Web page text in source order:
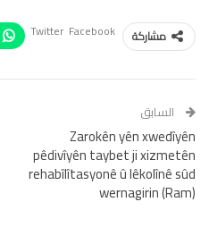
مشاركة Facebook
Twitter
السابق
Zarokên yên xwedîyên
pêdivîyên taybet ji xizmetên
rehabîlîtasyonê û lêkolînê sûd
wernagirin (Ram)